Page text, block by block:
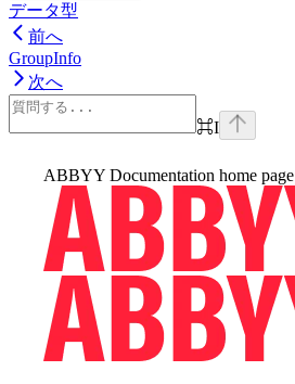
データ型
前へ
GroupInfo
次へ
⌘I
ABBYY Documentation home page